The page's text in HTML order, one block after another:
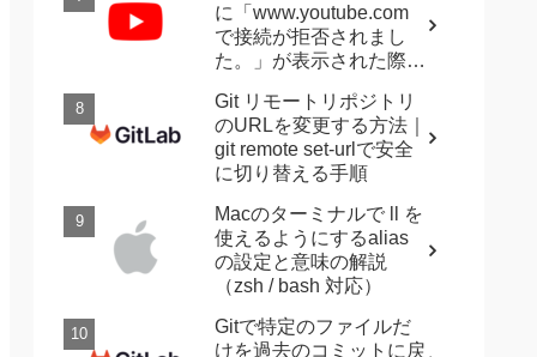
に「www.youtube.com
で接続が拒否されまし
た。」が表示された際に
Git リモートリポジトリ
のURLを変更する方法｜
git remote set-urlで安全
に切り替える手順
Macのターミナルで ll を
使えるようにするalias
の設定と意味の解説
（zsh / bash 対応）
Gitで特定のファイルだ
けを過去のコミットに戻